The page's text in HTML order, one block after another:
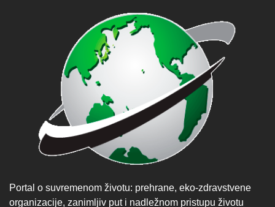
Portal o suvremenom životu: prehrane, eko-zdravstvene
organizacije, zanimljiv put i nadležnom pristupu životu